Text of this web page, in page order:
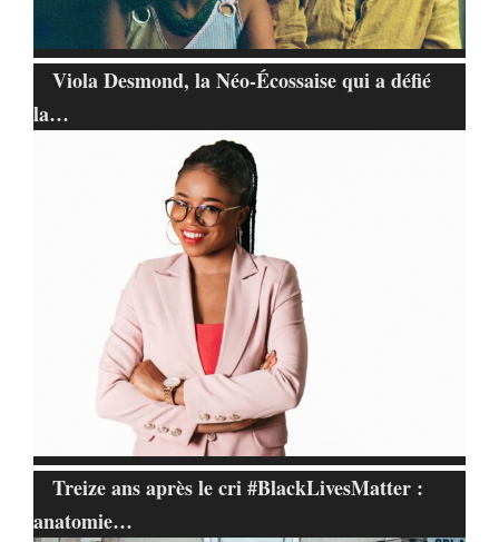
Viola Desmond, la Néo-Écossaise qui a défié
la…
Treize ans après le cri #BlackLivesMatter :
anatomie…